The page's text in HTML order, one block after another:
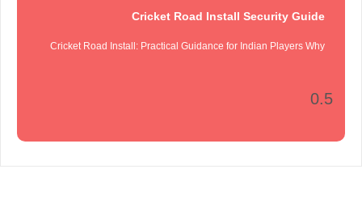
Cricket Road Install Security Guide
Cricket Road Install: Practical Guidance for Indian Players Why